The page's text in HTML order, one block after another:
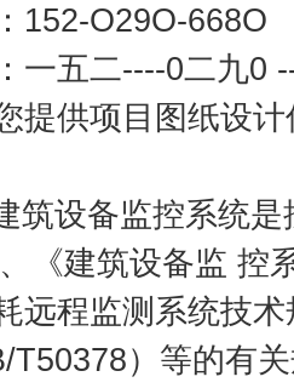
152-O29O-668O
一五二----0二九0
提供项目图纸设
筑设备监控系统
、《建筑设备监
远程监测系统技
T50378）等的有